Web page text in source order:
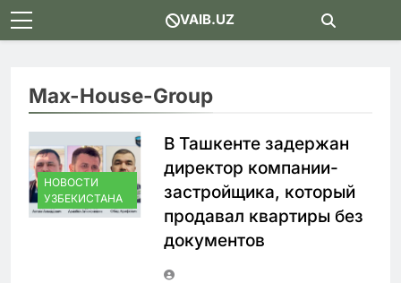
Skip
to
VAIB.UZ
Max-House-Group
НОВОСТИ
УЗБЕКИСТАНА
В Ташкенте задержан
директор компании-
застройщика, который
продавал квартиры без
документов